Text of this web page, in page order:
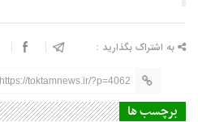
به اشتراک بگذارید :
https://toktamnews.ir/?p=4062
برچسب ها